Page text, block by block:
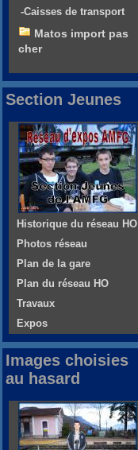
-Caisses de transport
Matos import pas
cher
Section Jeunes
Historique du réseau HO
Photos réseau
Plan de la gare
Plan du réseau HO
Travaux
Expos
Images choisies
au hasard